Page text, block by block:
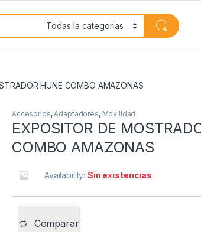
HUNE COMBO AMAZONAS
Accesorios,Adaptadores, Movilidad
EXPOSITOR DE
COMBO AMAZONAS
Availability:Sin existencias
Comparar